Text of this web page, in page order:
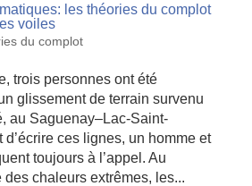
les théories du complot
voiles
du complot
trois personnes ont été
glissement de terrain survenu
au Saguenay–Lac-Saint-
d’écrire ces lignes, un homme et
toujours à l’appel. Au
chaleurs extrêmes, les...